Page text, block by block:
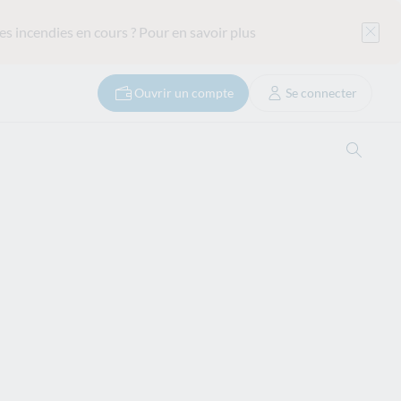
incendies en cours ? Pour en savoir plus
Ouvrir un compte Se connecter